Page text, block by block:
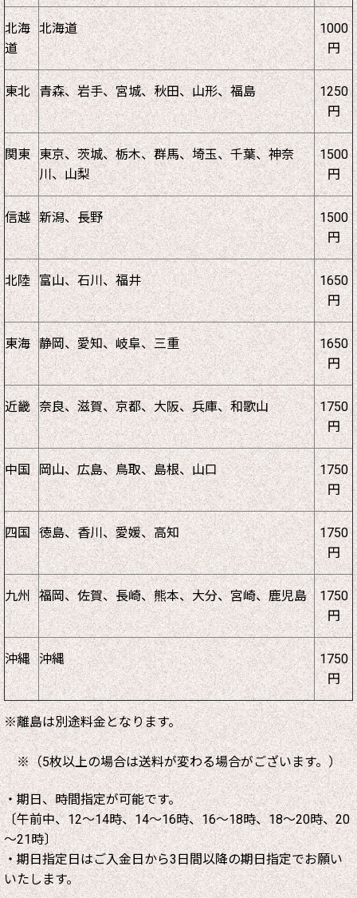
北海
道
北海道
1000
円
東北 青森、岩手、宮城、秋田、山形、福島
1250
円
関東 東京、茨城、栃木、群馬、埼玉、千葉、神奈
川、山梨
1500
円
信越 新潟、長野
1500
円
北陸 富山、石川、福井
1650
円
東海 静岡、愛知、岐阜、三重
1650
円
近畿 奈良、滋賀、京都、大阪、兵庫、和歌山
1750
円
中国 岡山、広島、鳥取、島根、山口
1750
円
四国 徳島、香川、愛媛、高知
1750
円
九州 福岡、佐賀、長崎、熊本、大分、宮崎、鹿児島
1750
円
沖縄 沖縄
1750
円
※離島は別途料金となります。
※（5枚以上の場合は送料が変わる場合がございます。）
・期日、時間指定が可能です。
〔午前中、12～14時、14～16時、16～18時、18～20時、20
～21時〕
・期日指定日はご入金日から3日間以降の期日指定でお願い
いたします。